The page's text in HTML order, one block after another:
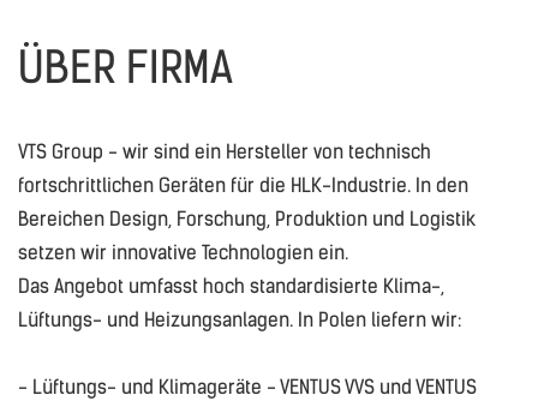
ÜBER FIRMA
VTS Group - wir sind ein Hersteller von technisch
fortschrittlichen Geräten für die HLK-Industrie. In den
Bereichen Design, Forschung, Produktion und Logistik
setzen wir innovative Technologien ein.
Das Angebot umfasst hoch standardisierte Klima-,
Lüftungs- und Heizungsanlagen. In Polen liefern wir:
- Lüftungs- und Klimageräte - VENTUS VVS und VENTUS